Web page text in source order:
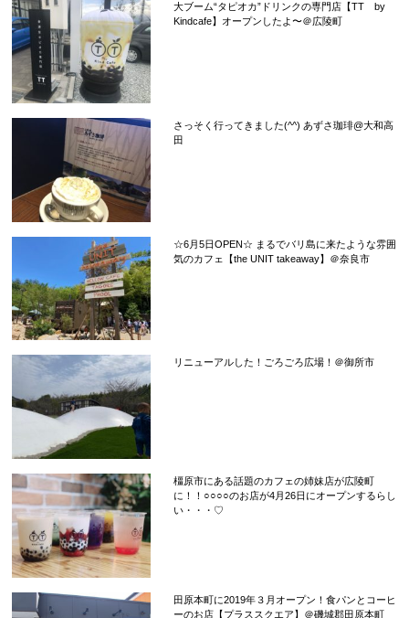
大ブーム“タピオカ”ドリンクの専門店【TT by
Kindcafe】オープンしたよ〜＠広陵町
さっそく行ってきました(^^) あずさ珈琲@大和高
田
☆6月5日OPEN☆ まるでバリ島に来たような雰囲
気のカフェ【the UNIT takeaway】＠奈良市
リニューアルした！ごろごろ広場！＠御所市
橿原市にある話題のカフェの姉妹店が広陵町
に！！○○○○のお店が4月26日にオープンするらし
い・・・♡
田原本町に2019年３月オープン！食パンとコーヒ
ーのお店【プラススクエア】＠磯城郡田原本町